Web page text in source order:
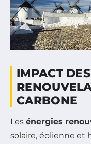
IMPACT
CARBONE
Les énergies
solaire, éolienne